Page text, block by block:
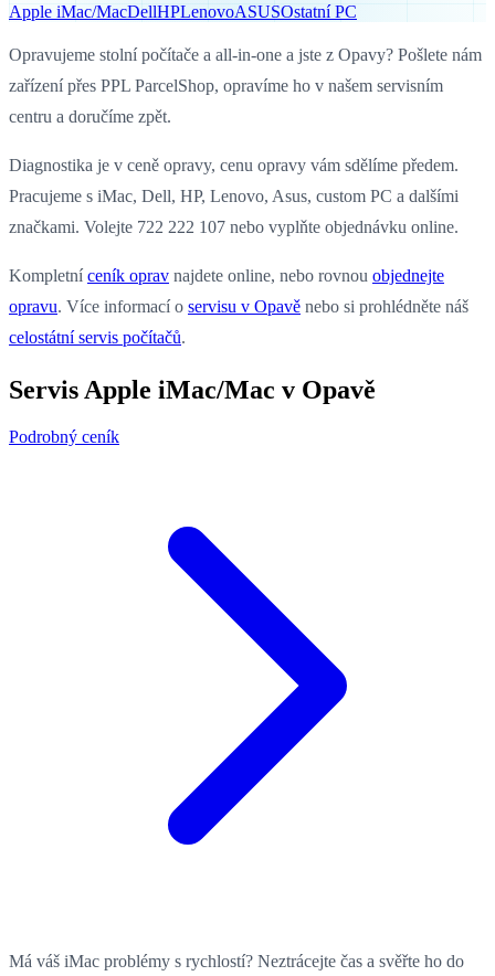
Apple iMac/MacDellHPLenovoASUSOstatní PC
Opravujeme stolní počítače a all-in-one a jste z Opavy? Pošlete nám
zařízení přes PPL ParcelShop, opravíme ho v našem servisním
centru a doručíme zpět.
Diagnostika je v ceně opravy, cenu opravy vám sdělíme předem.
Pracujeme s iMac, Dell, HP, Lenovo, Asus, custom PC a dalšími
značkami. Volejte 722 222 107 nebo vyplňte objednávku online.
Kompletníceník oprav najdete online, nebo rovnou objednejte
opravu. Více informací o servisu v Opavě nebo si prohlédněte náš
celostátní servis počítačů.
Servis Apple iMac/Mac v Opavě
Podrobný ceník
Má váš iMac problémy s rychlostí? Neztrácejte čas a svěřte ho do